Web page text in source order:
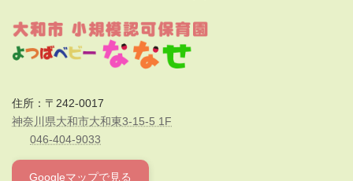
住所：〒242-0017
神奈川県大和市大和東3-15-5 1F
046-404-9033
Googleマップで見る